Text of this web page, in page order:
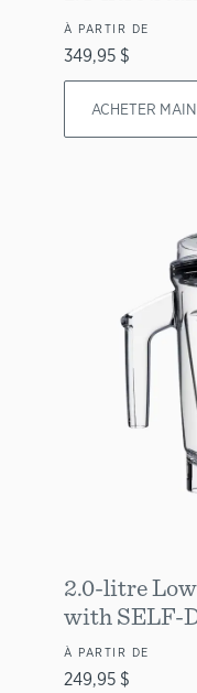
À PARTIR DE
349,95 $
ACHETER
2.0-litre
with SELF-
À PARTIR DE
249,95 $